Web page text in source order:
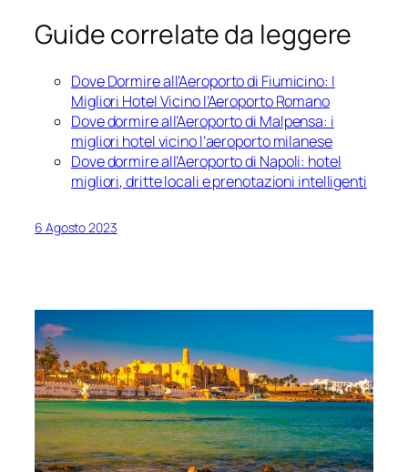
Guide correlate da leggere
Dove Dormire all’Aeroporto di Fiumicino: I
Migliori Hotel Vicino l’Aeroporto Romano
Dove dormire all’Aeroporto di Malpensa: i
migliori hotel vicino l’aeroporto milanese
Dove dormire all’Aeroporto di Napoli: hotel
migliori, dritte locali e prenotazioni intelligenti
6 Agosto 2023